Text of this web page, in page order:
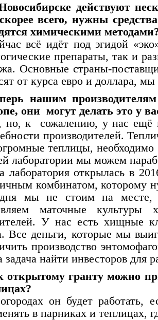
действуют
всего, нужны
химическими
всё идёт под эгидой
препараты, так и
Основные страны-
от курса евро и доллара,
нашим
они могут делать это у
но, к сожалению, у нас ещё
производителей.
теплицы,
лаборатории мы можем
лаборатория открылась в
комбинатом, которому
мы не стоим на месте,
маточные культуры
У нас есть хищные
Все деньги, которые мы
производство
задача найти инвесторов для
открытому гранту можно
он будет работать,
в парниках и теплицах,